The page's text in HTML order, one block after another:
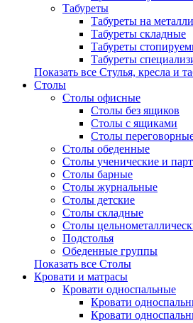
Табуреты
Табуреты на
Табуреты складные
Табуреты
Табуреты
Показать все Стулья, кресла и
Столы
Столы офисные
Столы без ящиков
Столы с ящиками
Столы
Столы обеденные
Столы ученические и
Столы барные
Столы журнальные
Столы детские
Столы складные
Столы
Подстолья
Обеденные группы
Показать все Столы
Кровати и матрасы
Кровати односпальные
Кровати
Кровати